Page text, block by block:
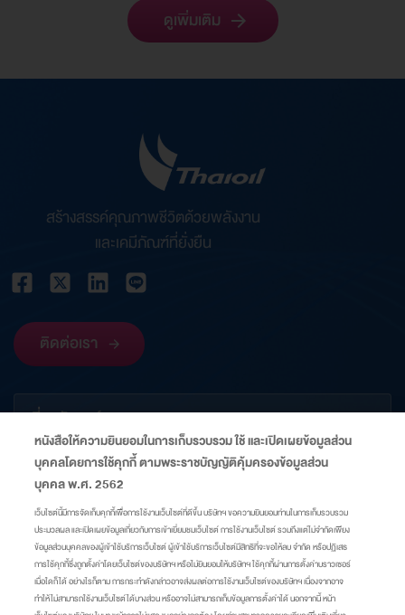
ดูเพิ่มเติม
สร้างสรรค์คุณภาพชีวิตด้วยพลังงาน
และเคมีภัณฑ์ที่ยั่งยืน
ติดต่อเรา
เกี่ยวกับองค์กร
ข้อมูลที่เกี่ยวข้อง
ลิงก์
แผนผังเว็บไซต์ศูนย์ความเป็นส่วนตัวนโยบายคุกกี้มาตรการแจ้งเตือน
หนังสือให้ความยินยอมในการเก็บรวบรวม ใช้ และเปิดเผยข้อมูลส่วน
บุคคลโดยการใช้คุกกี้ ตามพระราชบัญญัติคุ้มครองข้อมูลส่วน
บุคคล พ.ศ. 2562
เว็บไซต์นี้มีการจัดเก็บคุกกี้เพื่อการใช้งานเว็บไซต์ที่ดีขึ้น บริษัทฯ ขอความยินยอมท่านในการเก็บรวบรวม
ประมวลผล และเปิดเผยข้อมูลเกี่ยวกับการเข้าเยี่ยมชมเว็บไซต์ การใช้งานเว็บไซต์ รวมถึงแต่ไม่จำกัดเพียง
ข้อมูลส่วนบุคคลของผู้เข้าใช้บริการเว็บไซต์ ผู้เข้าใช้บริการเว็บไซต์มีสิทธิที่จะขอให้ลบ จำกัด หรือปฏิเสธ
การใช้คุกกี้ซึ่งถูกตั้งค่าโดยเว็บไซต์ของบริษัทฯ หรือไม่ยินยอมให้บริษัทฯ ใช้คุกกี้ผ่านการตั้งค่าบราวเซอร์
เมื่อใดก็ได้ อย่างไรก็ตาม การกระทำดังกล่าวอาจส่งผลต่อการใช้งานเว็บไซต์ของบริษัทฯ เนื่องจากอาจ
ทำให้ไม่สามารถใช้งานเว็บไซต์ได้บางส่วน หรืออาจไม่สามารถเก็บข้อมูลการตั้งค่าได้ นอกจากนี้ หน้า